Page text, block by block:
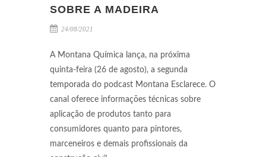
SOBRE A MADEIRA
24/08/2021
A Montana Química lança, na próxima
quinta-feira (26 de agosto), a segunda
temporada do podcast Montana Esclarece. O
canal oferece informações técnicas sobre
aplicação de produtos tanto para
consumidores quanto para pintores,
marceneiros e demais profissionais da